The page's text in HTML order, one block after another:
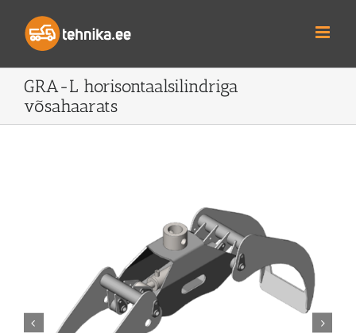
content
GRA-L horisontaalsilindriga
võsahaarats
 